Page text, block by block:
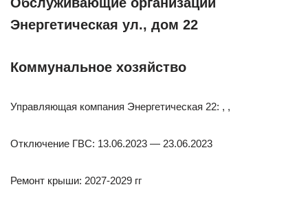
Энергетическая ул., дом 22
Коммунальное хозяйство
Управляющая компания Энергетическая 22: , ,
Отключение ГВС: 13.06.2023 — 23.06.2023
Ремонт крыши: 2027-2029 гг